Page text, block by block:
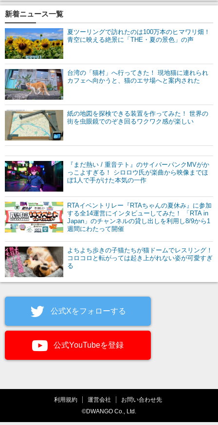
新着ニュース一覧
夏ツーリングで訪れたのは100万本のヒマワリ畑！
青空に映える絶景に「THE・夏の景色」の声
台湾の「猫村」へ行ってきた！ 現地猫に連れられ
カフェへ向かうと、猫のエサ場へと案内された
紙の地図を探検できる装置を作ってみた！ 世界の
街を虫眼鏡でのぞき回るワクワク感が楽しい
『まだ熱い / 重音テト』のサイバーパンクMVがか
っこよすぎる！ シロロウ氏が楽曲から映像までほ
ぼ1人で手がけた本気の一作
RTAイベントリレー『RTAちゃんの夏休み』に参加
する全14運営にインタビューしてみた！ 「RTA in
Japan」のチャンネルの貸し出しを利用し8/9から1
週間にわたって開催
よちよち歩きの子猫たちが猫ドームでレスリング！
コロコロと転がっては起き上がれない姿が可愛すぎ
る
公式Xをフォローする
公式YouTubeを登録
利用規約 運営会社
お問い合わせ先
©DWANGO Co., Ltd.